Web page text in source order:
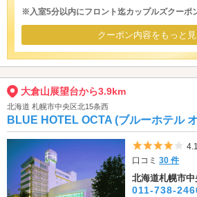
※入室5分以内にフロント迄カップルズクーポ
クーポン内容をもっと
大倉山展望台から3.9km
北海道 札幌市中央区北15条西
BLUE HOTEL OCTA (ブルーホテル
5
口コミ30 件
北海道札幌市
011-738-